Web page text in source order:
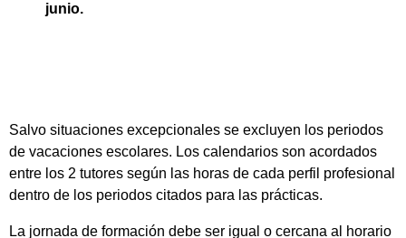
junio.
Salvo situaciones excepcionales se excluyen los periodos
de vacaciones escolares. Los calendarios son acordados
entre los 2 tutores según las horas de cada perfil profesional
dentro de los periodos citados para las prácticas.
La jornada de formación debe ser igual o cercana al horario